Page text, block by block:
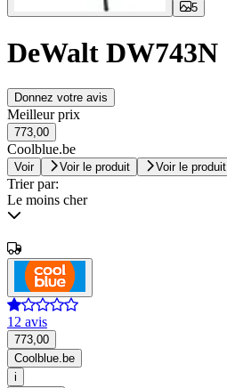
5
DeWalt DW743N
Donnez votre avis
Meilleur prix
773,00
Coolblue.be
Voir Voir le produit Voir le produit
Trier par:
Le moins cher
12 avis
773,00
Coolblue.be
i